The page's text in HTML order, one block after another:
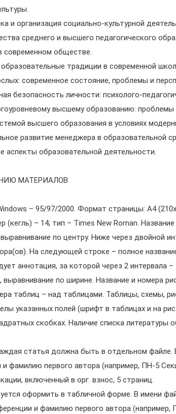
и организация социально-культурной
среднего и высшего педагогического
современном обществе.
традиции в современной
современное состояние, проблемы и
безопасность личности: психолого-
высшему образованию: проблемы
высшего образования в условиях
развитие менеджера в образовательной
образовательной деятельности.
МАТЕРИАЛОВ
– 95/97/2000. Формат страницы: А4
(кегль) – 14; тип – Times New Roman.
по центру. Ниже через двойной
На следующей строке – полное
аннотация, за которой через 2 интервала
по ширине. Название и номера
таблиц – над таблицами. Таблицы, схемы,
указанных полей (шрифт в таблицах и на
скобках. Наличие списка литературы
статья должна быть в отдельном файле.
фамилию первого автора (например, ПН-5
включенный в орг. взнос, 5 страниц.
оформить в табличной форме. В имени
и фамилию первого автора (например,